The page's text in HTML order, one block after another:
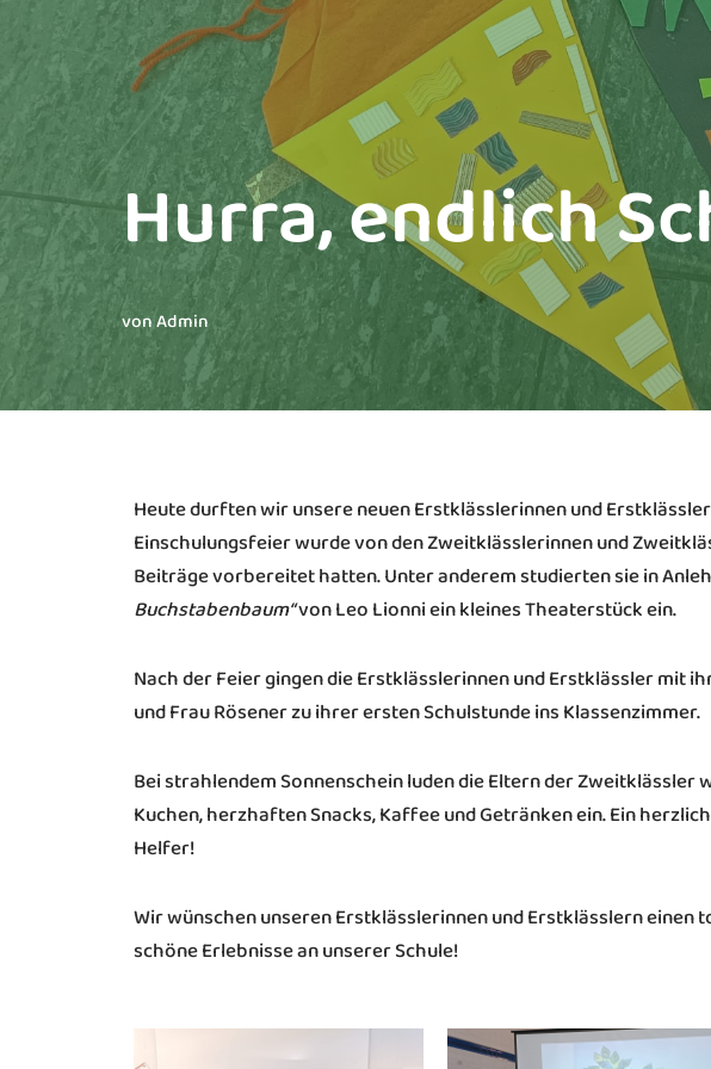
Hurra, endlich
vonAdmin
Heute durften wir unsere neuen Erstklässlerinnen und
Einschulungsfeier wurde von den Zweitklässlerinnen und
Beiträge vorbereitet hatten. Unter anderem studierten sie in
Buchstabenbaum“von Leo Lionni ein kleines Theaterstück ein.
Nach der Feier gingen die Erstklässlerinnen und Erstklässler mit
und Frau Rösener zu ihrer ersten Schulstunde ins Klassenzimmer.
Bei strahlendem Sonnenschein luden die Eltern der
Kuchen, herzhaften Snacks, Kaffee und Getränken ein. Ein
Helfer!
Wir wünschen unseren Erstklässlerinnen und Erstklässlern einen
schöne Erlebnisse an unserer Schule!